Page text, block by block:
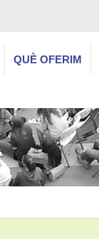
QUÈ OFERIM